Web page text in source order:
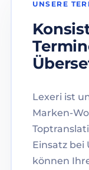
UNSERE
Lexeri ist
Marken-
Einsatz
können